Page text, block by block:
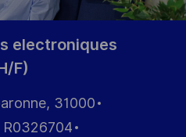
electroniques
F)
31000
R0326704